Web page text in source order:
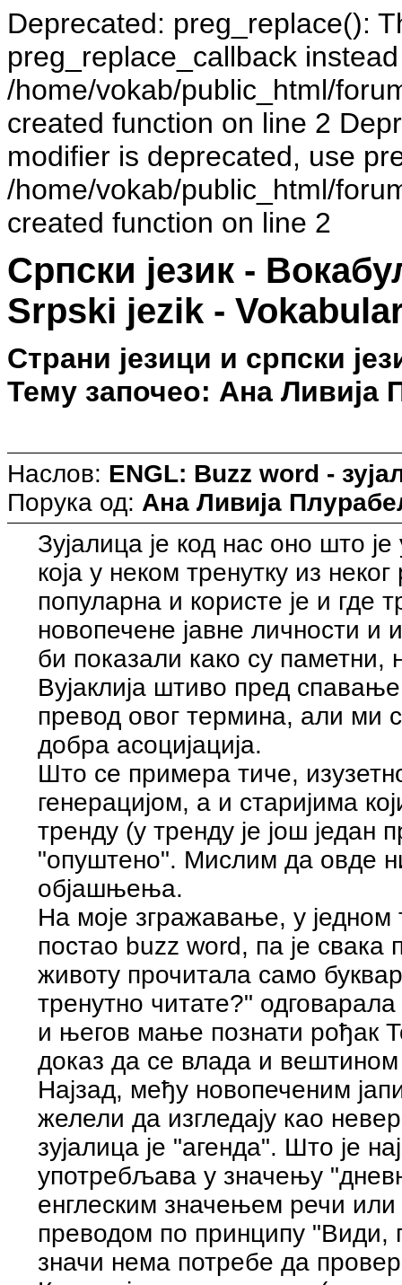
Deprecated: preg_replace():
preg_replace_callback
/home/vokab/public_html/
created function on line 2
modifier is deprecated, use
/home/vokab/public_html/
created function on line 2
Српски језик -
Srpski jezik -
Страни језици и српски
Тему започео: Ана Ливија
Наслов: ENGL: Buzz word -
Порука од: Ана Ливија
Зујалица је код нас оно што
која у неком тренутку из
популарна и користе је и где
новопечене јавне личности и
би показали како су паметни,
Вујаклија штиво пред
превод овог термина, али ми
добра асоцијација.
Што се примера тиче,
генерацијом, а и старијима
тренду (у тренду је још један
"опуштено". Мислим да овде
објашњења.
На моје згражавање, у једном
постао buzz word, па је свака
животу прочитала само
тренутно читате?"
и његов мање познати рођак
доказ да се влада и
Најзад, међу новопеченим
желели да изгледају као
зујалица је "агенда". Што је
употребљава у значењу
енглеским значењем речи
преводом по принципу "Види,
значи нема потребе да